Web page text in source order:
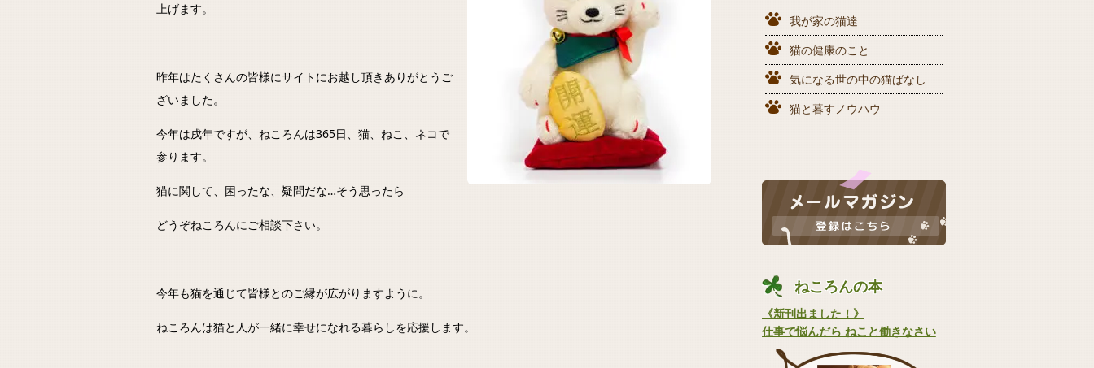
上げます。
昨年はたくさんの皆様にサイトにお越し頂きありがとうご
ざいました。
今年は戌年ですが、ねころんは365日、猫、ねこ、ネコで
参ります。
猫に関して、困ったな、疑問だな…そう思ったら
どうぞねころんにご相談下さい。
今年も猫を通じて皆様とのご縁が広がりますように。
ねころんは猫と人が一緒に幸せになれる暮らしを応援します。
我が家の猫達
猫の健康のこと
気になる世の中の猫ばなし
猫と暮すノウハウ
ねころんの本
《新刊出ました！》
仕事で悩んだら ねこと働きなさい